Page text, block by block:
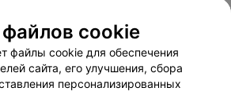
договор
Способы оплаты
по использованию сервиса
«Афиша»
соглашение
cookie
файлы cookie для обеспечения
сайта, его улучшения, сбора
персонализированных